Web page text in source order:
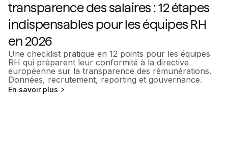
transparence des salaires : 12 étapes
indispensables pour les équipes RH
en 2026
Une checklist pratique en 12 points pour les équipes
RH qui préparent leur conformité à la directive
européenne sur la transparence des rémunérations.
Données, recrutement, reporting et gouvernance.
En savoir plus